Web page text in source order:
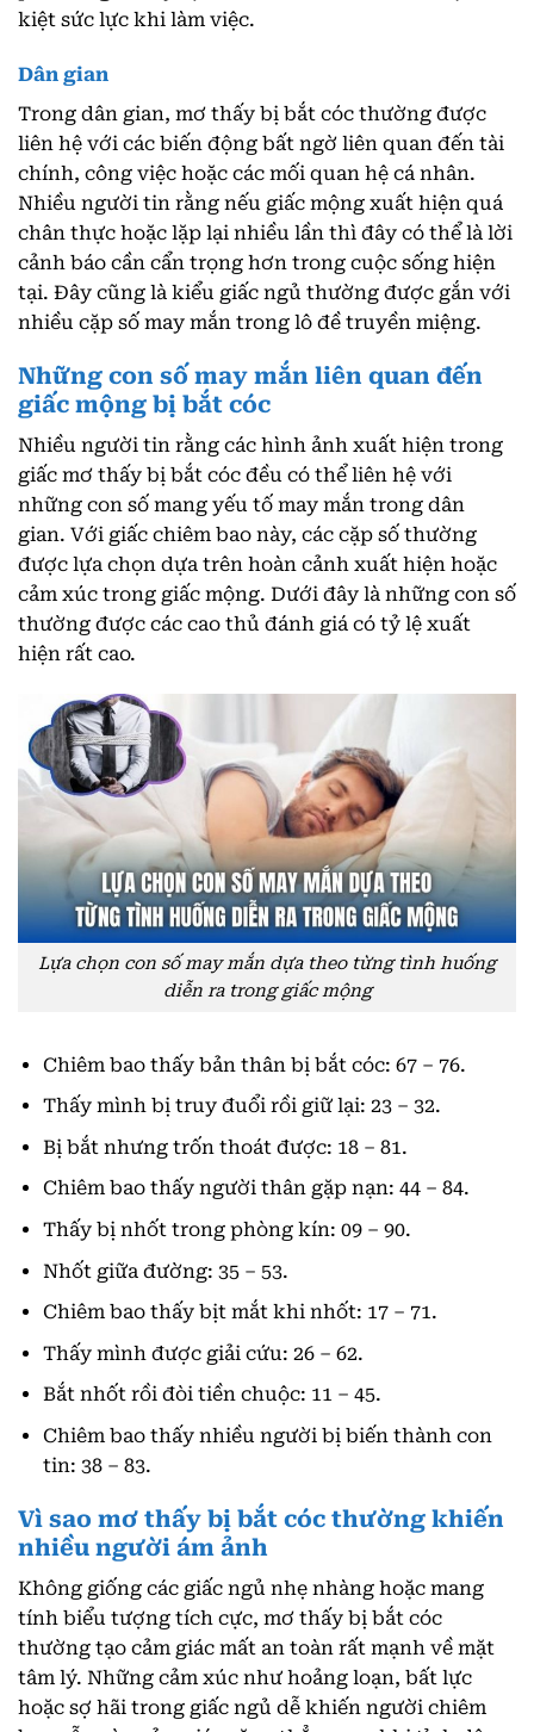
kiệt sức lực khi làm việc.
Dân gian
Trong dân gian, mơ thấy bị bắt cóc thường được
liên hệ với các biến động bất ngờ liên quan đến tài
chính, công việc hoặc các mối quan hệ cá nhân.
Nhiều người tin rằng nếu giấc mộng xuất hiện quá
chân thực hoặc lặp lại nhiều lần thì đây có thể là lời
cảnh báo cần cẩn trọng hơn trong cuộc sống hiện
tại. Đây cũng là kiểu giấc ngủ thường được gắn với
nhiều cặp số may mắn trong lô đề truyền miệng.
Những con số may mắn liên quan đến
giấc mộng bị bắt cóc
Nhiều người tin rằng các hình ảnh xuất hiện trong
giấc mơ thấy bị bắt cóc đều có thể liên hệ với
những con số mang yếu tố may mắn trong dân
gian. Với giấc chiêm bao này, các cặp số thường
được lựa chọn dựa trên hoàn cảnh xuất hiện hoặc
cảm xúc trong giấc mộng. Dưới đây là những con số
thường được các cao thủ đánh giá có tỷ lệ xuất
hiện rất cao.
Lựa chọn con số may mắn dựa theo từng tình huống
diễn ra trong giấc mộng
Chiêm bao thấy bản thân bị bắt cóc: 67 – 76.
Thấy mình bị truy đuổi rồi giữ lại: 23 – 32.
Bị bắt nhưng trốn thoát được: 18 – 81.
Chiêm bao thấy người thân gặp nạn: 44 – 84.
Thấy bị nhốt trong phòng kín: 09 – 90.
Nhốt giữa đường: 35 – 53.
Chiêm bao thấy bịt mắt khi nhốt: 17 – 71.
Thấy mình được giải cứu: 26 – 62.
Bắt nhốt rồi đòi tiền chuộc: 11 – 45.
Chiêm bao thấy nhiều người bị biến thành con
tin: 38 – 83.
Vì sao mơ thấy bị bắt cóc thường khiến
nhiều người ám ảnh
Không giống các giấc ngủ nhẹ nhàng hoặc mang
tính biểu tượng tích cực, mơ thấy bị bắt cóc
thường tạo cảm giác mất an toàn rất mạnh về mặt
tâm lý. Những cảm xúc như hoảng loạn, bất lực
hoặc sợ hãi trong giấc ngủ dễ khiến người chiêm